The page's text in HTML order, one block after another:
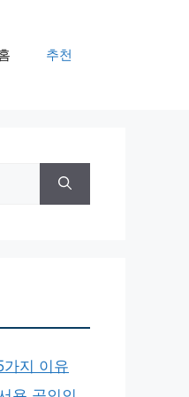
추천
지 이유